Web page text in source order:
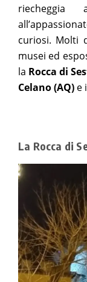
riecheggia
curiosi. Molti
musei ed
la Rocca di
Celano (AQ) e
La Rocca di